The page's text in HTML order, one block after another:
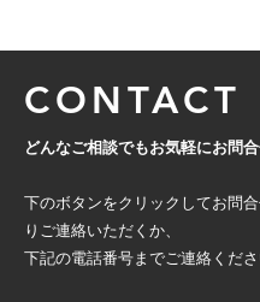
CONTACT
どんなご相談でもお気軽にお問合
下のボタンをクリックしてお問
りご連絡いただくか、
下記の電話番号までご連絡くださ